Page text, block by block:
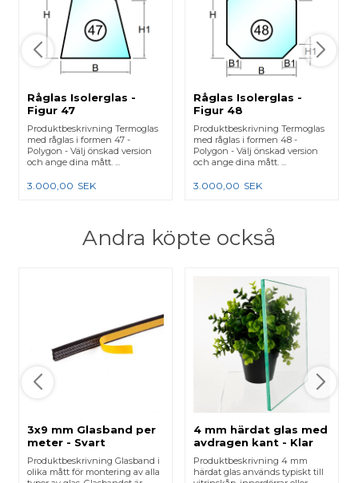
Råglas Isolerglas -
Figur 47
Produktbeskrivning Termoglas
med råglas i formen 47 -
Polygon - Välj önskad version
och ange dina mått. ...
3.000,00 SEK
Råglas Isolerglas -
Figur 48
Produktbeskrivning Termoglas
med råglas i formen 48 -
Polygon - Välj önskad version
och ange dina mått. ...
3.000,00 SEK
Andra köpte också
3x9 mm Glasband per
meter - Svart
Produktbeskrivning Glasband i
olika mått för montering av alla
4 mm härdat glas med
avdragen kant - Klar
Produktbeskrivning 4 mm
härdat glas används typiskt till